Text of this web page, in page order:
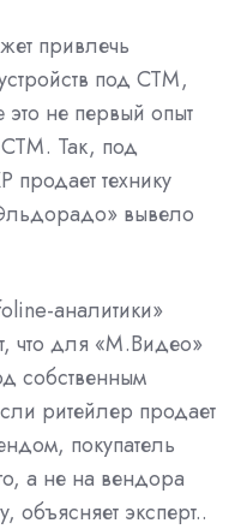
привлечь
под СТМ,
это не первый опыт
СТМ. Так, под
продает технику
вывело
аналитики»
что для «М.Видео»
собственным
ритейлер продает
покупатель
а не на вендора
объясняет эксперт..